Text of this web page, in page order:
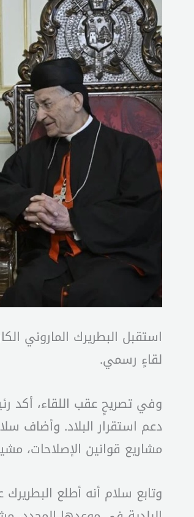
استقبل البطريرك الماروني
لقاءٍ رسمي.
وفي تصريحٍ عقب اللقاء، أكد
دعم استقرار البلاد. وأضاف
مشاريع قوانين الإصلاحات،
وتابع سلام أنه أطلع